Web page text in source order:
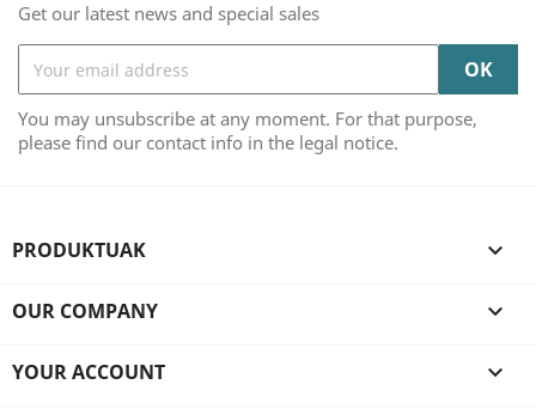
Get our latest news and special sales
You may unsubscribe at any moment. For that purpose,
please find our contact info in the legal notice.
PRODUKTUAK 
OUR COMPANY 
YOUR ACCOUNT 